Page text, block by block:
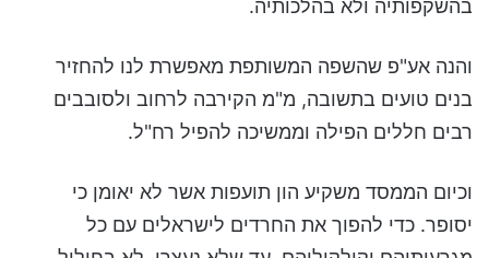
בהשקפותיה ולא בהלכותיה.
והנה אע"פ שהשפה המשותפת מאפשרת לנו להחזיר
בנים טועים בתשובה, מ"מ הקירבה לרחוב ולסובבים
רבים חללים הפילה וממשיכה להפיל רח"ל.
וכיום הממסד משקיע הון תועפות אשר לא יאומן כי
יסופר. כדי להפוך את החרדים לישראלים עם כל